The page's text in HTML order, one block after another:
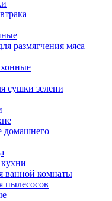
размягчения мяса
сушки зелени
домашнего
ванной комнаты
пылесосов